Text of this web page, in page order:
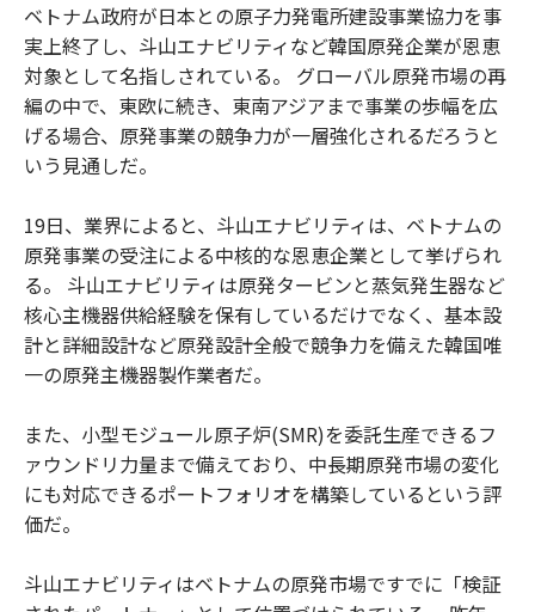
ベトナム政府が日本との原子力発電所建設事業協力を事
実上終了し、斗山エナビリティなど韓国原発企業が恩恵
対象として名指しされている。 グローバル原発市場の再
編の中で、東欧に続き、東南アジアまで事業の歩幅を広
げる場合、原発事業の競争力が一層強化されるだろうと
いう見通しだ。
19日、業界によると、斗山エナビリティは、ベトナムの
原発事業の受注による中核的な恩恵企業として挙げられ
る。 斗山エナビリティは原発タービンと蒸気発生器など
核心主機器供給経験を保有しているだけでなく、基本設
計と詳細設計など原発設計全般で競争力を備えた韓国唯
一の原発主機器製作業者だ。
また、小型モジュール原子炉(SMR)を委託生産できるフ
ァウンドリ力量まで備えており、中長期原発市場の変化
にも対応できるポートフォリオを構築しているという評
価だ。
斗山エナビリティはベトナムの原発市場ですでに「検証